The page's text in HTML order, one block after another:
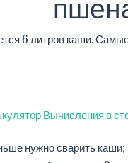
6 литров каши.
Вычисления в
нужно сварить каши;